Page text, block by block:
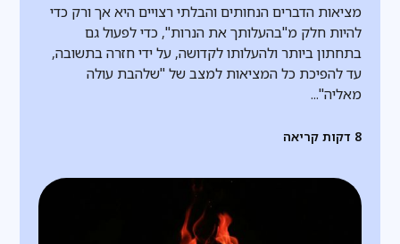
מציאות הדברים הנחותים והבלתי רצויים היא אך ורק כדי
להיות חלק מ"בהעלותך את הנרות", כדי לפעול גם
בתחתון ביותר ולהעלותו לקדושה, על ידי חזרה בתשובה,
עד להפיכת כל המציאות למצב של "שלהבת עולה
מאליה"...
8 דקות קריאה